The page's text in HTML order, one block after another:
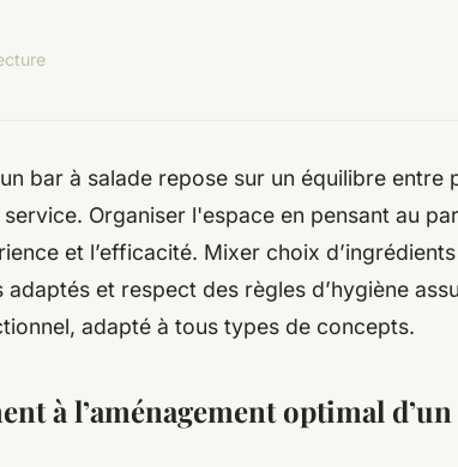
bar à salade repose sur un équilibre entre
Organiser l'espace en pensant au
et l’efficacité. Mixer choix
et respect des règles d’hygiène
adapté à tous types de concepts.
à l’aménagement optimal d’un